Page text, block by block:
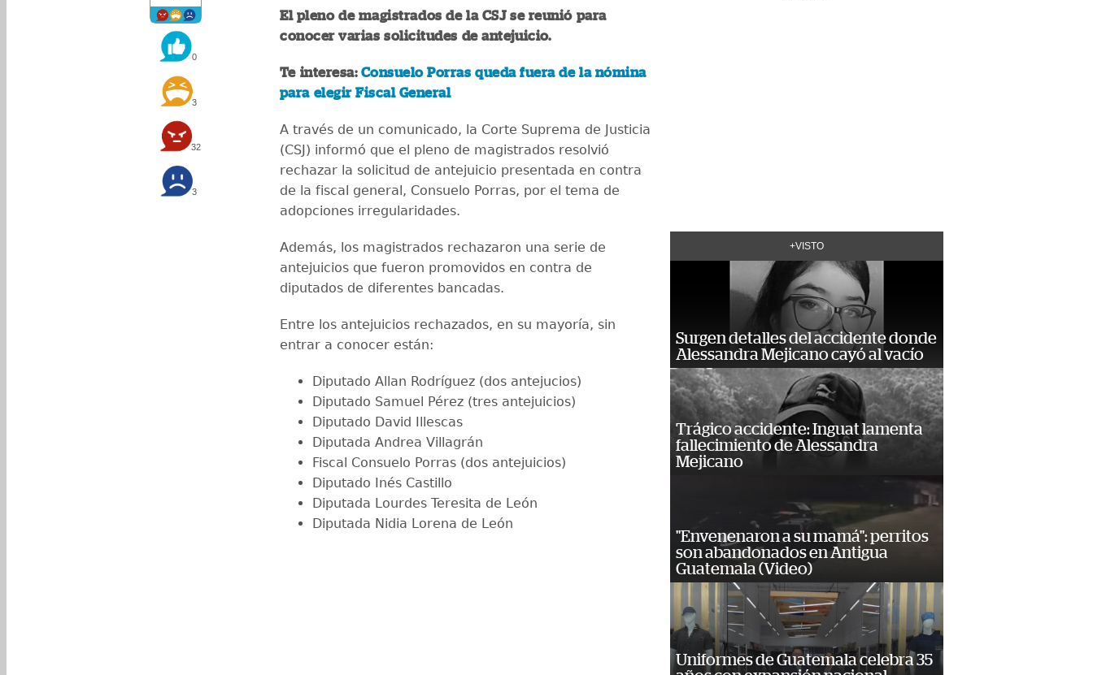
0
3
32
3
El pleno de magistrados de la CSJ se reunió para
conocer varias solicitudes de antejuicio.
Te interesa: Consuelo Porras queda fuera de la nómina
para elegir Fiscal General
A través de un comunicado, la Corte Suprema de Justicia
(CSJ) informó que el pleno de magistrados resolvió
rechazar la solicitud de antejuicio presentada en contra
de la fiscal general, Consuelo Porras, por el tema de
adopciones irregularidades.
Además, los magistrados rechazaron una serie de
antejuicios que fueron promovidos en contra de
diputados de diferentes bancadas.
Entre los antejuicios rechazados, en su mayoría, sin
entrar a conocer están:
Diputado Allan Rodríguez (dos antejucios)
Diputado Samuel Pérez (tres antejuicios)
Diputado David Illescas
Diputada Andrea Villagrán
Fiscal Consuelo Porras (dos antejuicios)
Diputado Inés Castillo
Diputada Lourdes Teresita de León
Diputada Nidia Lorena de León
+VISTO
Surgen detalles del accidente donde
Alessandra Mejicano cayó al vacío
Trágico accidente: Inguat lamenta
fallecimiento de Alessandra
Mejicano
"Envenenaron a su mamá": perritos
son abandonados en Antigua
Guatemala (Video)
Uniformes de Guatemala celebra 35